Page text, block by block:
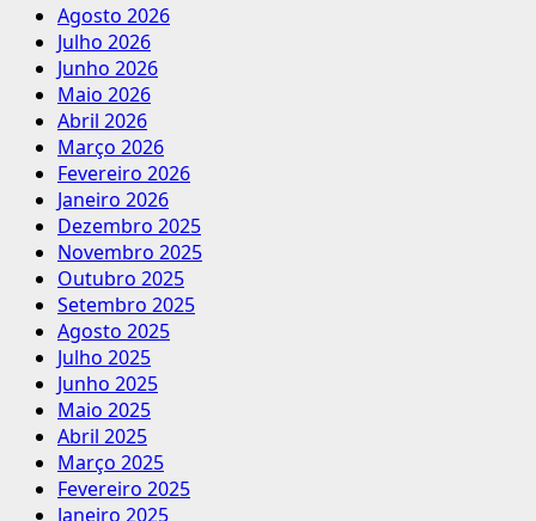
Agosto 2026
Julho 2026
Junho 2026
Maio 2026
Abril 2026
Março 2026
Fevereiro 2026
Janeiro 2026
Dezembro 2025
Novembro 2025
Outubro 2025
Setembro 2025
Agosto 2025
Julho 2025
Junho 2025
Maio 2025
Abril 2025
Março 2025
Fevereiro 2025
Janeiro 2025